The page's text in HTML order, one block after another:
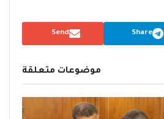
Share
Send
موضوعات متعلقة